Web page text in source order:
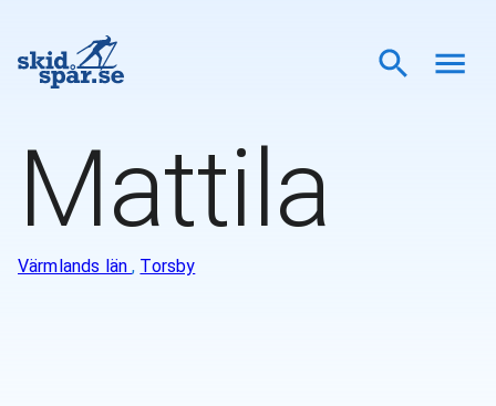
Mattila
Värmlands län, Torsby